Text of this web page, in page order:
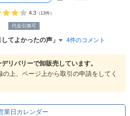
代金引換可
4.3 （13件）
てよかったの声」 4件のコメント
リバリーで卸販売しています。
上、ページ上から取引の申請をしてく
業日カレンダー